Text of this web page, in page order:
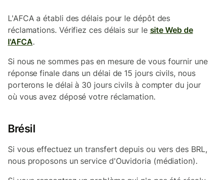
L'AFCA a établi des délais pour le dépôt des
réclamations. Vérifiez ces délais sur le site Web de
l'AFCA.
Si nous ne sommes pas en mesure de vous fournir une
réponse finale dans un délai de 15 jours civils, nous
porterons le délai à 30 jours civils à compter du jour
où vous avez déposé votre réclamation.
Brésil
Si vous effectuez un transfert depuis ou vers des BRL,
nous proposons un service d'Ouvidoria (médiation).